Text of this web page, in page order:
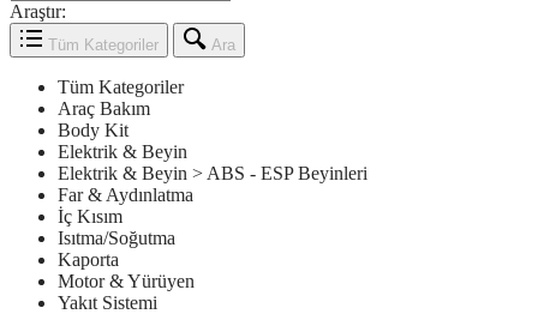
Araştır:
Tüm Kategoriler Ara
Tüm Kategoriler
Araç Bakım
Body Kit
Elektrik & Beyin
Elektrik & Beyin > ABS - ESP Beyinleri
Far & Aydınlatma
İç Kısım
Isıtma/Soğutma
Kaporta
Motor & Yürüyen
Yakıt Sistemi